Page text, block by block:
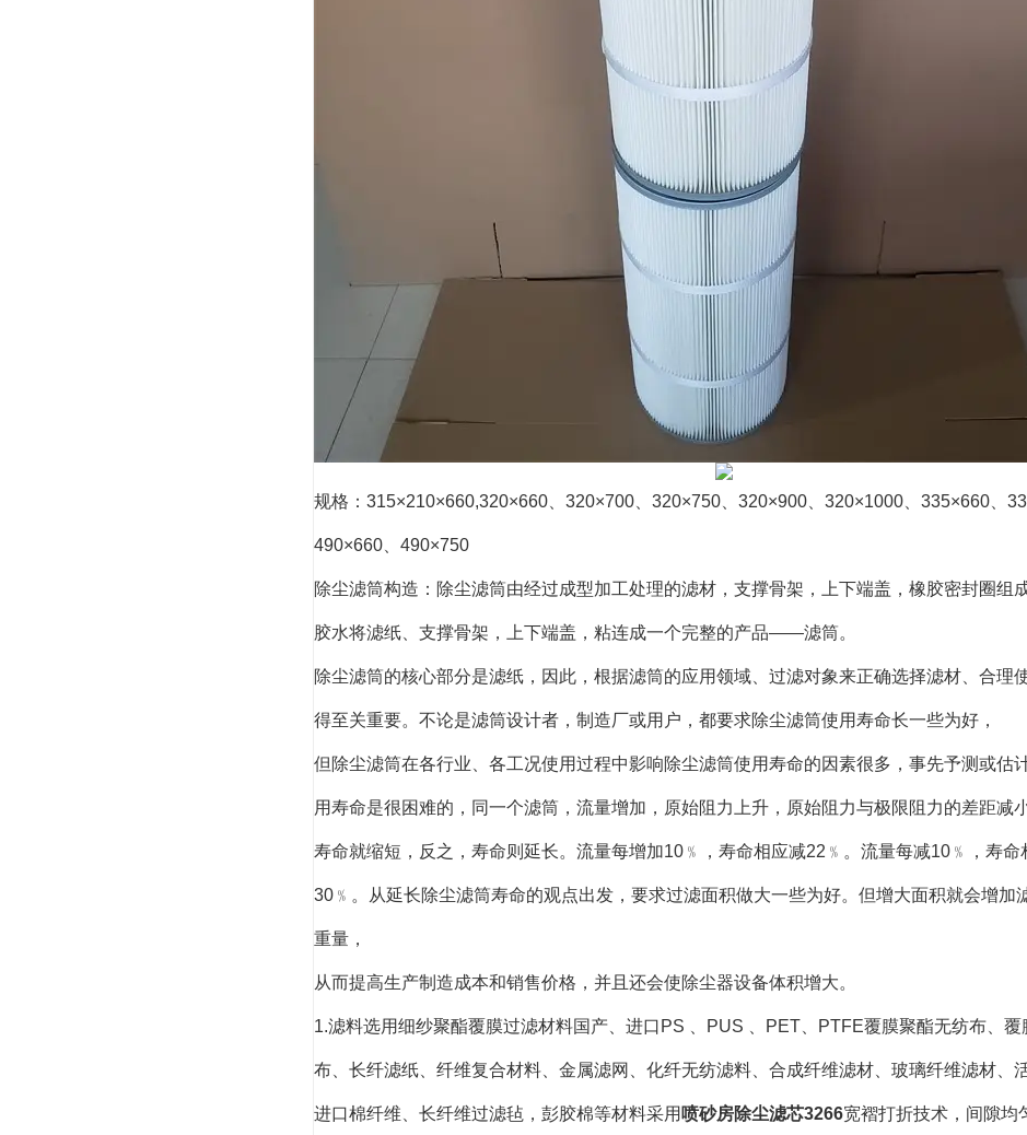
规格：315×210×660,320×660、320×700、320×750、320×900、320×1000、335×660、
490×660、490×750
除尘滤筒构造：除尘滤筒由经过成型加工处理的滤材，支撑骨架，上下端盖，橡胶密封圈组
胶水将滤纸、支撑骨架，上下端盖，粘连成一个完整的产品——滤筒。
除尘滤筒的核心部分是滤纸，因此，根据滤筒的应用领域、过滤对象来正确选择滤材、合理
得至关重要。不论是滤筒设计者，制造厂或用户，都要求除尘滤筒使用寿命长一些为好，
但除尘滤筒在各行业、各工况使用过程中影响除尘滤筒使用寿命的因素很多，事先予测或估
用寿命是很困难的，同一个滤筒，流量增加，原始阻力上升，原始阻力与极限阻力的差距减
寿命就缩短，反之，寿命则延长。流量每增加10﹪，寿命相应减22﹪。流量每减10﹪，寿命
30﹪。从延长除尘滤筒寿命的观点出发，要求过滤面积做大一些为好。但增大面积就会增加
重量，
从而提高生产制造成本和销售价格，并且还会使除尘器设备体积增大。
1.滤料选用细纱聚酯覆膜过滤材料国产、进口PS 、PUS 、PET、PTFE覆膜聚酯无纺布、覆
布、长纤滤纸、纤维复合材料、金属滤网、化纤无纺滤料、合成纤维滤材、玻璃纤维滤材、
进口棉纤维、长纤维过滤毡，彭胶棉等材料采用 喷砂房除尘滤芯3266宽褶打折技术，间隙均